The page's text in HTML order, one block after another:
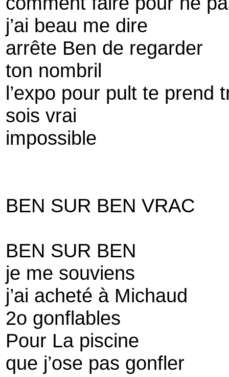
j’ai beau me dire
arrête Ben de regarder
ton nombril
l’expo pour pult te prend
sois vrai
impossible
BEN SUR BEN VRAC
BEN SUR BEN
je me souviens
j’ai acheté à Michaud
2o gonflables
Pour La piscine
que j’ose pas gonfler